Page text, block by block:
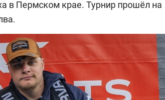
в Пермском крае. Турнир прошёл на